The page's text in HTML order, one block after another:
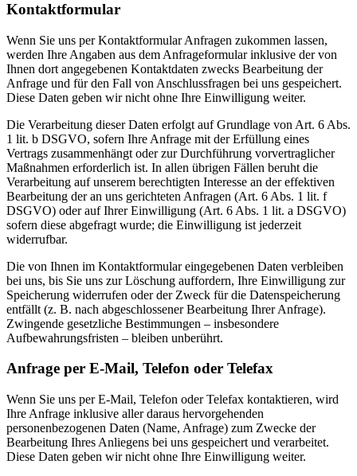
Kontaktformular
Wenn Sie uns per Kontaktformular Anfragen zukommen lassen,
werden Ihre Angaben aus dem Anfrageformular inklusive der von
Ihnen dort angegebenen Kontaktdaten zwecks Bearbeitung der
Anfrage und für den Fall von Anschlussfragen bei uns gespeichert.
Diese Daten geben wir nicht ohne Ihre Einwilligung weiter.
Die Verarbeitung dieser Daten erfolgt auf Grundlage von Art. 6 Abs.
1 lit. b DSGVO, sofern Ihre Anfrage mit der Erfüllung eines
Vertrags zusammenhängt oder zur Durchführung vorvertraglicher
Maßnahmen erforderlich ist. In allen übrigen Fällen beruht die
Verarbeitung auf unserem berechtigten Interesse an der effektiven
Bearbeitung der an uns gerichteten Anfragen (Art. 6 Abs. 1 lit. f
DSGVO) oder auf Ihrer Einwilligung (Art. 6 Abs. 1 lit. a DSGVO)
sofern diese abgefragt wurde; die Einwilligung ist jederzeit
widerrufbar.
Die von Ihnen im Kontaktformular eingegebenen Daten verbleiben
bei uns, bis Sie uns zur Löschung auffordern, Ihre Einwilligung zur
Speicherung widerrufen oder der Zweck für die Datenspeicherung
entfällt (z. B. nach abgeschlossener Bearbeitung Ihrer Anfrage).
Zwingende gesetzliche Bestimmungen – insbesondere
Aufbewahrungsfristen – bleiben unberührt.
Anfrage per E-Mail, Telefon oder Telefax
Wenn Sie uns per E-Mail, Telefon oder Telefax kontaktieren, wird
Ihre Anfrage inklusive aller daraus hervorgehenden
personenbezogenen Daten (Name, Anfrage) zum Zwecke der
Bearbeitung Ihres Anliegens bei uns gespeichert und verarbeitet.
Diese Daten geben wir nicht ohne Ihre Einwilligung weiter.